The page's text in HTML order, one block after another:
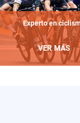
Experto en
VER MÁS